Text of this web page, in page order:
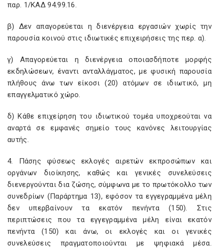
παρ. 1/ΚΑΔ 94.99.16.
β) Δεν απαγορεύεται η διενέργεια εργασιών χωρίς την
παρουσία κοινού στις ιδιωτικές επιχειρήσεις της περ. α).
γ) Απαγορεύεται η διενέργεια οποιασδήποτε μορφής
εκδηλώσεων, έναντι ανταλλάγματος, με φυσική παρουσία
πλήθους άνω των είκοσι (20) ατόμων σε ιδιωτικό, μη
επαγγελματικό χώρο.
δ) Κάθε επιχείρηση του ιδιωτικού τομέα υποχρεούται να
αναρτά σε εμφανές σημείο τους κανόνες λειτουργίας
αυτής.
4. Πάσης φύσεως εκλογές αιρετών εκπροσώπων και
οργάνων διοίκησης, καθώς και γενικές συνελεύσεις
διενεργούνται δια ζώσης, σύμφωνα με το πρωτόκολλο των
συνεδρίων (Παράρτημα 13), εφόσον τα εγγεγραμμένα μέλη
δεν υπερβαίνουν τα εκατόν πενήντα (150). Στις
περιπτώσεις που τα εγγεγραμμένα μέλη είναι εκατόν
πενήντα (150) και άνω, οι εκλογές και οι γενικές
συνελεύσεις πραγματοποιούνται με ψηφιακά μέσα.